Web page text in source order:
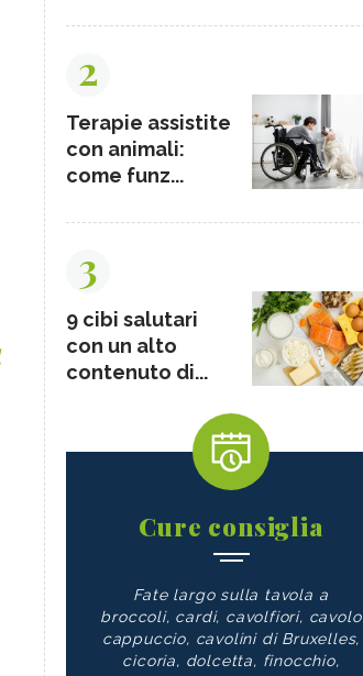
2
Terapie assistite
con animali:
come funz...
3
9 cibi salutari
con un alto
contenuto di...
Cure consiglia
Fate largo sulla tavola a
broccoli, cardi, cavolfiori, cavolo
cappuccio, cavolini di Bruxelles,
cicoria, dolcetta, finocchio,